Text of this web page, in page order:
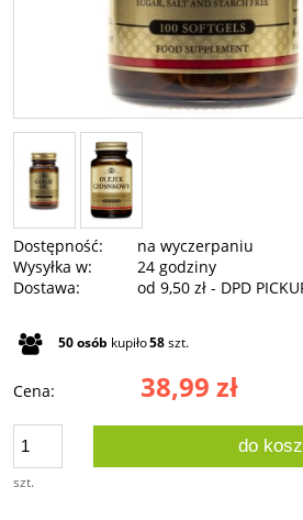
Dostępność:
na wyczerpaniu
Wysyłka w:
24 godziny
Dostawa:
od 9,50 zł - DPD
Cena nie zawiera ewentualnych kosztów
50osób kupiło58szt.
Cena: 38,99 zł
szt.
do